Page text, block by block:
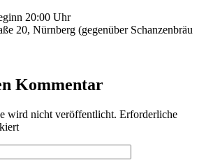
20:00 Uhr
20, Nürnberg (gegenüber Schanzenbräu
Kommentar
wird nicht veröffentlicht. Erforderliche